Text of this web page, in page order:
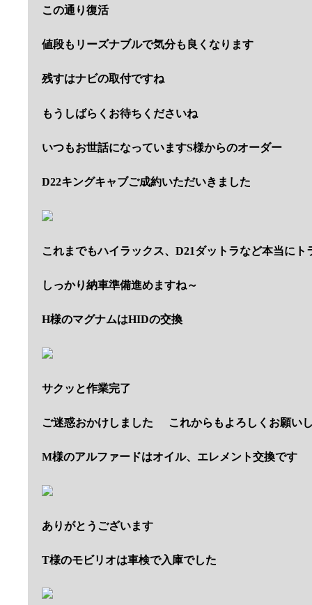
この通り復活
値段もリーズナブルで気分も良くなります
残すはナビの取付ですね
もうしばらくお待ちくださいね
いつもお世話になっていますS様からのオーダー
D22キングキャブご成約いただいきました
これまでもハイラックス、D21ダットラなど本当にト
しっかり納車準備進めますね～
H様のマグナムはHIDの交換
サクッと作業完了
ご迷惑おかけしました これからもよろしくお願い
M様のアルファードはオイル、エレメント交換です
ありがとうございます
T様のモビリオは車検で入庫でした